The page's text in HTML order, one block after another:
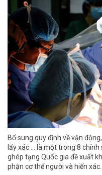
Bổ sung quy định về vận
lấy xác ... là một trong 8
ghép tạng Quốc gia đề xuất
phận cơ thể người và hiến xác.